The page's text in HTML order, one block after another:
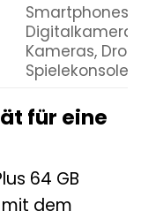
Smartphones,
Kameras,
für eine
64 GB
dem